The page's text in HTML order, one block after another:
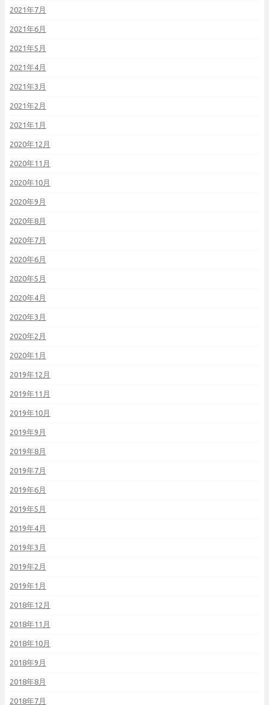
2021年7月
2021年6月
2021年5月
2021年4月
2021年3月
2021年2月
2021年1月
2020年12月
2020年11月
2020年10月
2020年9月
2020年8月
2020年7月
2020年6月
2020年5月
2020年4月
2020年3月
2020年2月
2020年1月
2019年12月
2019年11月
2019年10月
2019年9月
2019年8月
2019年7月
2019年6月
2019年5月
2019年4月
2019年3月
2019年2月
2019年1月
2018年12月
2018年11月
2018年10月
2018年9月
2018年8月
2018年7月